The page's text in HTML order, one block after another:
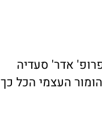
אדר' סעדיה
העצמי הכל כך